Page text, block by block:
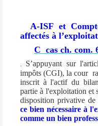
A-ISF et
affectés à
C cas ch. com.
.
S’appuyant sur
impôts (CGI), la cour
inscrit à l'actif du
partie à l'exploitation et
disposition privative de
ce bien nécessaire à
comme un bien